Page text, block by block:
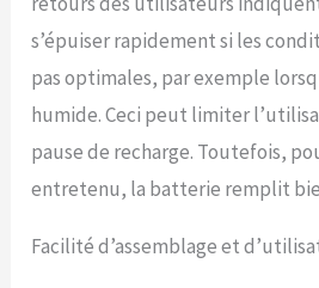
s’épuiser rapidement si les
pas optimales, par exemple
humide. Ceci peut limiter
pause de recharge. Toutefois,
entretenu, la batterie remplit
Facilité d’assemblage et